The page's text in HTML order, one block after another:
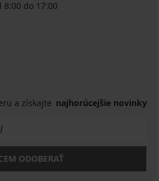
8:00 do 17:00
a získajte najhorúcejšie novinky
ODOBERAŤ